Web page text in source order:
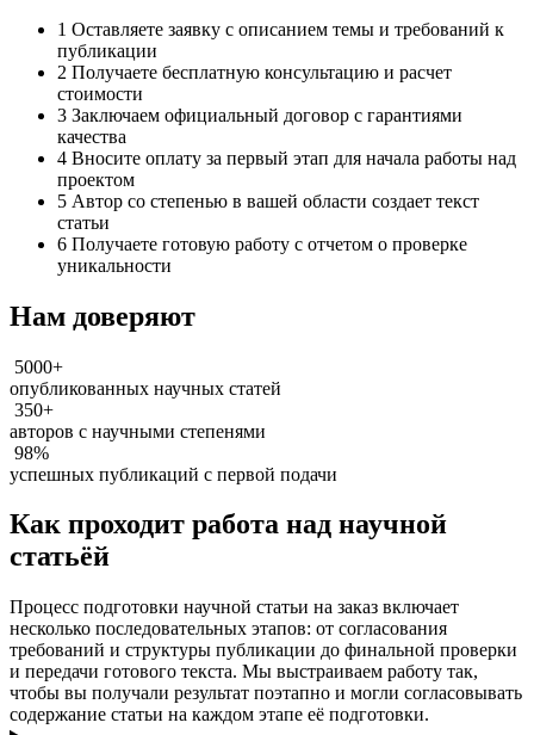
1 Оставляете заявку с описанием темы и требований к
публикации
2 Получаете бесплатную консультацию и расчет
стоимости
3 Заключаем официальный договор с гарантиями
качества
4 Вносите оплату за первый этап для начала работы над
проектом
5 Автор со степенью в вашей области создает текст
статьи
6 Получаете готовую работу с отчетом о проверке
уникальности
Нам доверяют
5000+
опубликованных научных статей
350+
авторов с научными степенями
98%
успешных публикаций с первой подачи
Как проходит работа над научной
статьёй
Процесс подготовки научной статьи на заказ включает
несколько последовательных этапов: от согласования
требований и структуры публикации до финальной проверки
и передачи готового текста. Мы выстраиваем работу так,
чтобы вы получали результат поэтапно и могли согласовывать
содержание статьи на каждом этапе её подготовки.